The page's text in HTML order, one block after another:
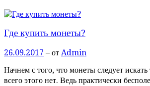
Где купить монеты?
26.09.2017 – от Admin
Начнем с того, что монеты следует
всего этого нет. Ведь практически